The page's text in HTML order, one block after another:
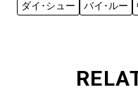
ダイ･シュー
バイ･ルー